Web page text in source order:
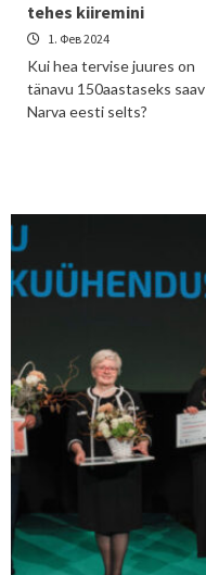
tehes kiiremini
1. Фев 2024
Kui hea tervise juures on
tänavu 150aastaseks saav
Narva eesti selts?